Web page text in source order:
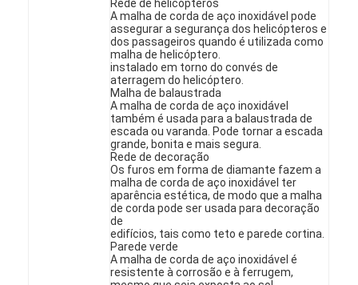
Rede de helicópteros
A malha de corda de aço inoxidável pode
assegurar a segurança dos helicópteros e
dos passageiros quando é utilizada como
malha de helicóptero.
instalado em torno do convés de
aterragem do helicóptero.
Malha de balaustrada
A malha de corda de aço inoxidável
também é usada para a balaustrada de
escada ou varanda. Pode tornar a escada
grande, bonita e mais segura.
Rede de decoração
Os furos em forma de diamante fazem a
malha de corda de aço inoxidável ter
aparência estética, de modo que a malha
de corda pode ser usada para decoração
de
edifícios, tais como teto e parede cortina.
Parede verde
A malha de corda de aço inoxidável é
resistente à corrosão e à ferrugem,